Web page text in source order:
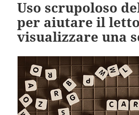
Uso scrupoloso
per aiutare il
visualizzare una